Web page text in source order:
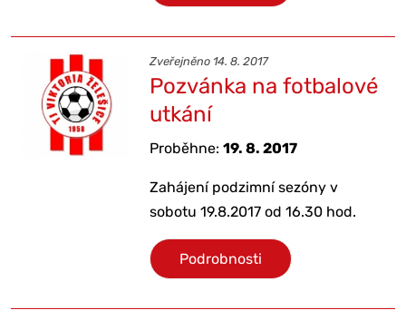
Zveřejněno 14. 8. 2017
Pozvánka na fotbalové
utkání
Proběhne:19. 8. 2017
Zahájení podzimní sezóny v
sobotu 19.8.2017 od 16.30 hod.
Podrobnosti